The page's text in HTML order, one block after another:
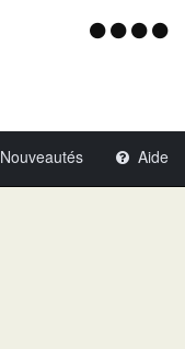
Menu
Nouveautés Aide